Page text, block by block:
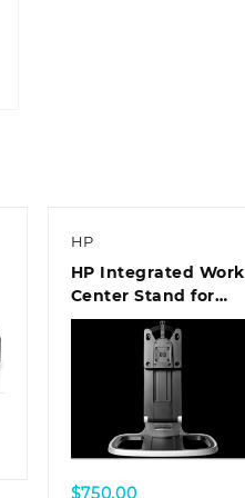
HP
HP Integrated Work
Center Stand for
Ultra Slim Desktop
and Thin Client
(E8H16AA)
$750.00